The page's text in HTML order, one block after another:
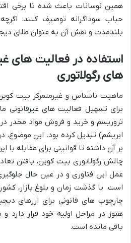
همین نوسانات باعث شده تا برخی
حباب سوداگرانه توصیف کنند،
بلندمدت و نقش آن به عنوان طلای
استفاده در فعالیت های
های رگولاتوری
ماهیت ناشناس و غیرمتمرکز بیت
برای تسهیل فعالیت های غیرقانونی
تروریسم و خرید و فروش مواد مخدر در
ابریشم) تبدیل کرده بود. این موضوع،
بر آن داشته تا قوانینی برای مقابله
چالش رگولاتوری بیت کوین، یافتن
عمل این فناوری و در عین حال
است. با گذشت زمان و بلوغ بازار،
چارچوب های قانونی برای ارزهای
هنوز در مراحل اولیه خود قرار
باقی مانده است.